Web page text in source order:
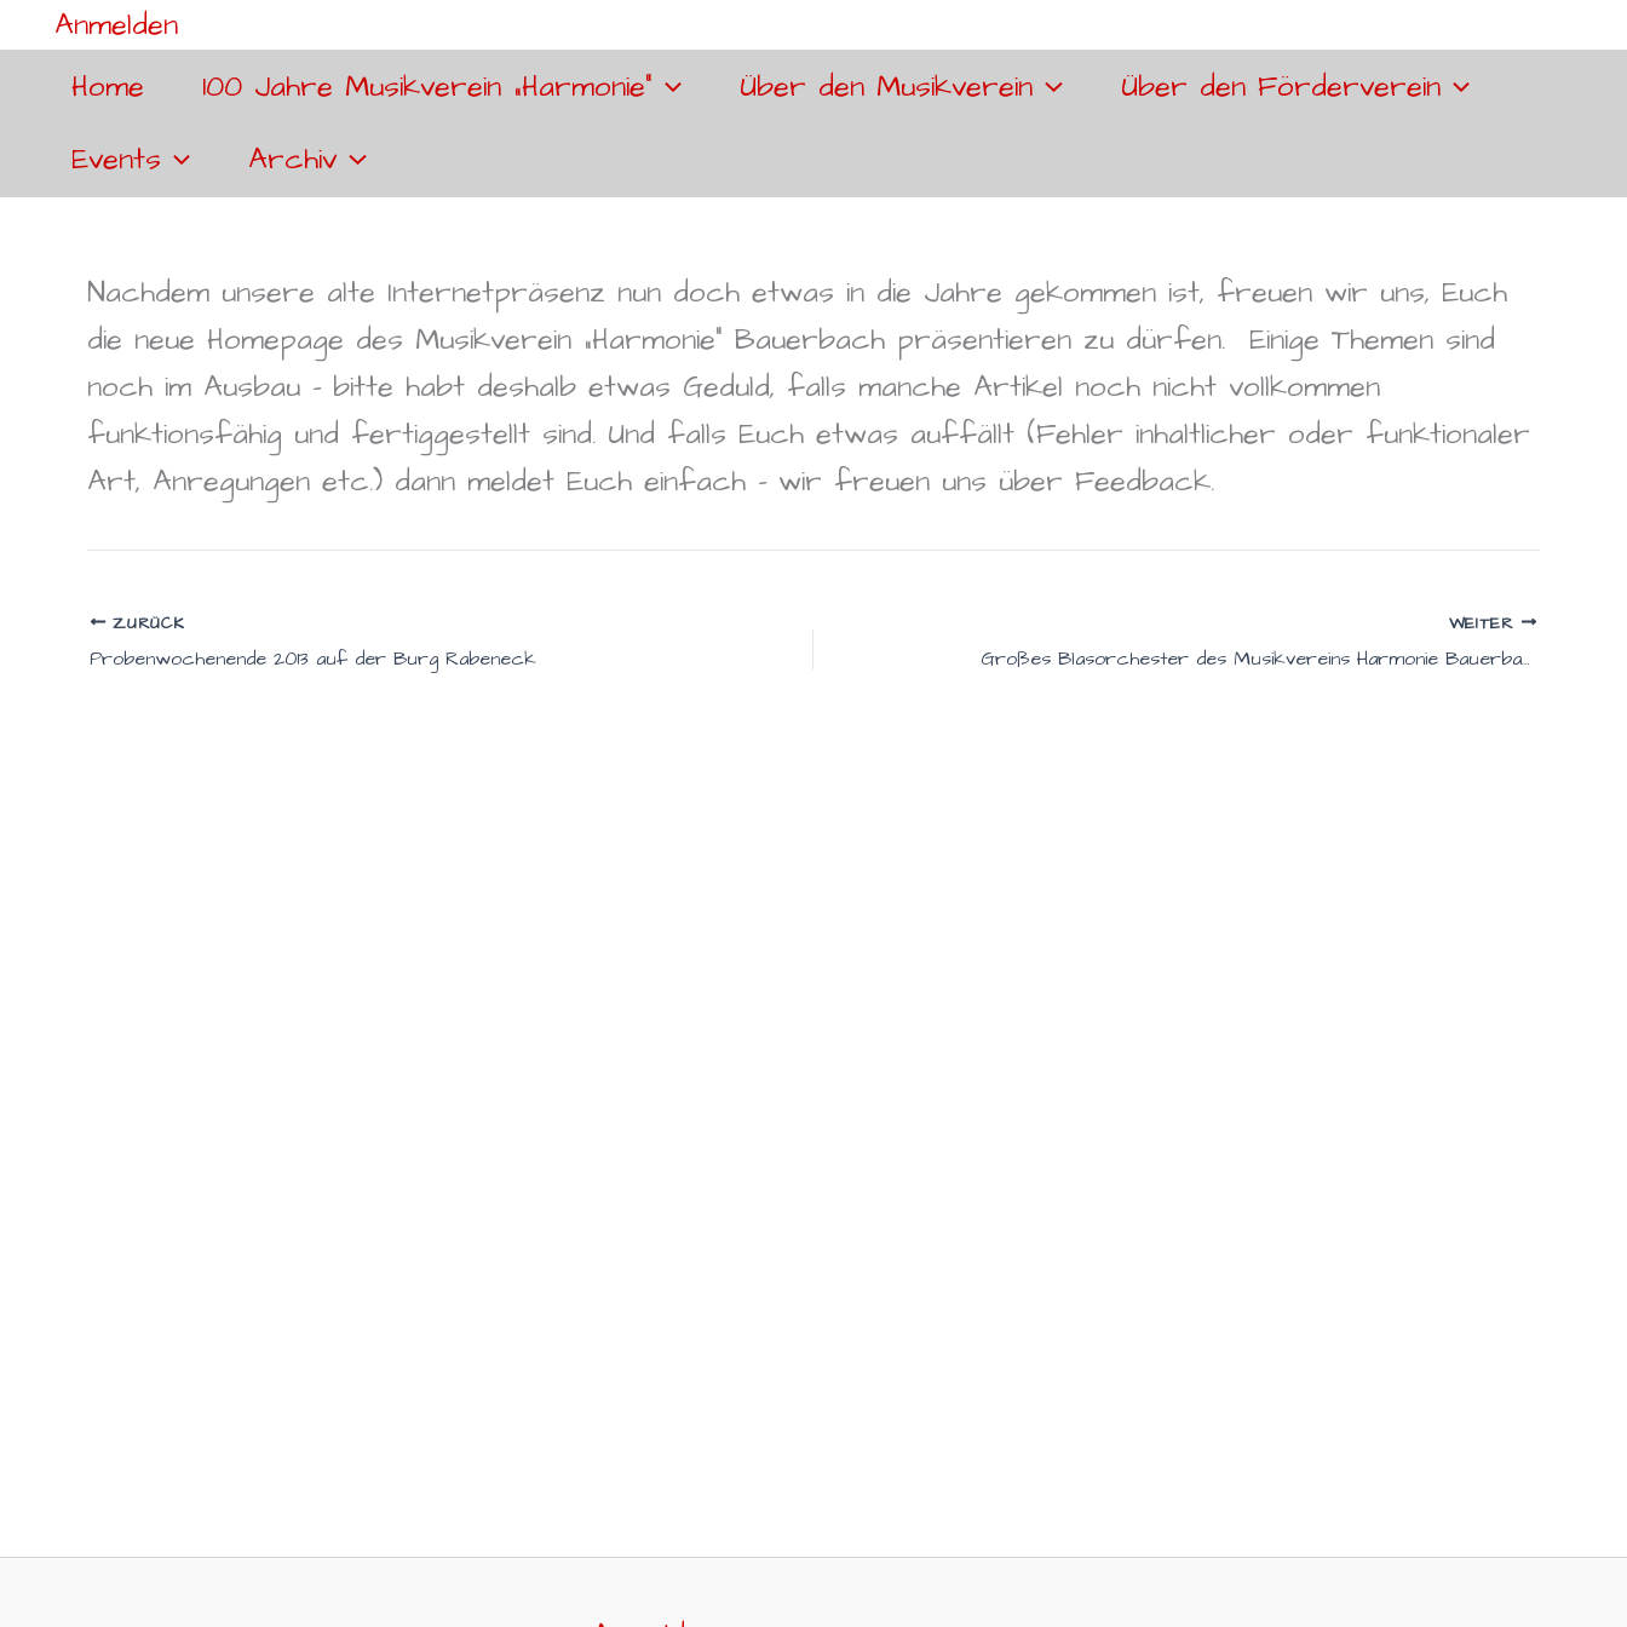
Anmelden
Home
100 Jahre Musikverein „Harmonie“ Über den Musikverein
Über den Förderverein
Events
Archiv
Nachdem unsere alte Internetpräsenz nun doch etwas in die Jahre gekommen ist, freuen wir uns, Euch
die neue Homepage des Musikverein „Harmonie“ Bauerbach präsentieren zu dürfen.
Einige Themen sind
noch im Ausbau – bitte habt deshalb etwas Geduld, falls manche Artikel noch nicht vollkommen
funktionsfähig und fertiggestellt sind. Und falls Euch etwas auffällt (Fehler inhaltlicher oder funktionaler
Art, Anregungen etc.) dann meldet Euch einfach – wir freuen uns über Feedback.
ZURÜCK
Probenwochenende 2013 auf der Burg Rabeneck
WEITER
Großes Blasorchester des Musikvereins Harmonie Bauerbach begeistert beim Frühjahrskonzert